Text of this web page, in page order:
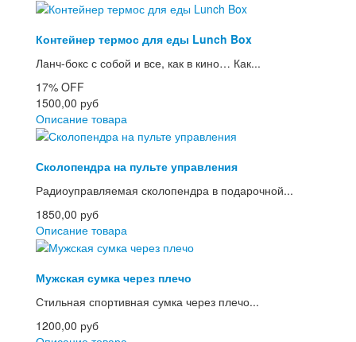
Контейнер термос для еды Lunch Box
Ланч-бокс с собой и все, как в кино… Как...
17% OFF
1500,00 руб
Описание товара
Сколопендра на пульте управления
Радиоуправляемая сколопендра в подарочной...
1850,00 руб
Описание товара
Мужская сумка через плечо
Стильная спортивная сумка через плечо...
1200,00 руб